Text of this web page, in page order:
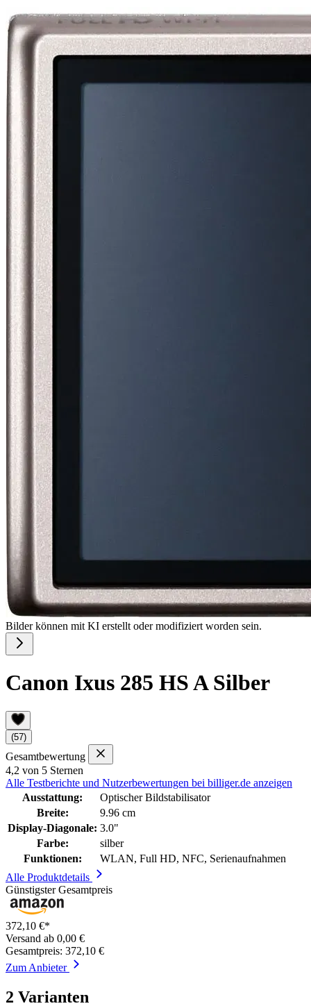
Bilder können mit KI erstellt oder modifiziert worden sein.
Canon Ixus 285 HS A Silber
(57)
Gesamtbewertung
4,2 von 5 Sternen
Alle Testberichte und Nutzerbewertungen bei billiger.de anzeigen
Ausstattung:
Optischer Bildstabilisator
Breite:
9.96 cm
Display-Diagonale: 3.0"
Farbe:
silber
Funktionen:
WLAN, Full HD, NFC, Serienaufnahmen
Alle Produktdetails
Günstigster Gesamtpreis
372,10 €*
Versand ab 0,00 €
Gesamtpreis: 372,10 €
Zum Anbieter
2 Varianten